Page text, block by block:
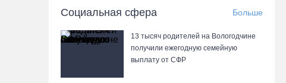
Социальная сфера Больше
13 тысяч родителей на Вологодчине
получили ежегодную семейную
выплату от СФР